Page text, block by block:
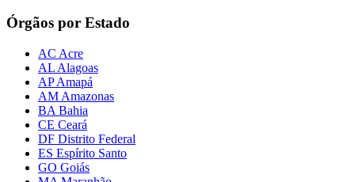
Órgãos por Estado
AC Acre
AL Alagoas
AP Amapá
AM Amazonas
BA Bahia
CE Ceará
DF Distrito Federal
ES Espírito Santo
GO Goiás